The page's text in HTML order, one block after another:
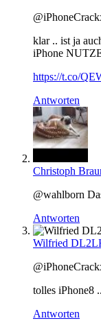
klar .. ist ja
iPhone
https://t.co/
Antworten
Christoph
@wahlborn
Antworten
Wilfried
tolles iPhone8
Antworten